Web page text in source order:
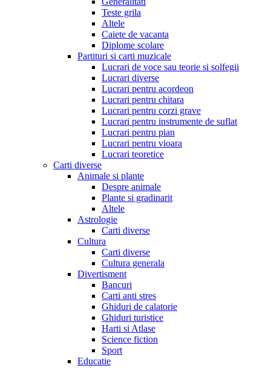
Teste grila
Altele
Caiete de vacanta
Diplome scolare
Partituri si carti muzicale
Lucrari de voce sau teorie si solfegii
Lucrari diverse
Lucrari pentru acordeon
Lucrari pentru chitara
Lucrari pentru corzi grave
Lucrari pentru instrumente de suflat
Lucrari pentru pian
Lucrari pentru vioara
Lucrari teoretice
Carti diverse
Animale si plante
Despre animale
Plante si gradinarit
Altele
Astrologie
Carti diverse
Cultura
Carti diverse
Cultura generala
Divertisment
Bancuri
Carti anti stres
Ghiduri de calatorie
Ghiduri turistice
Harti si Atlase
Science fiction
Sport
Educatie